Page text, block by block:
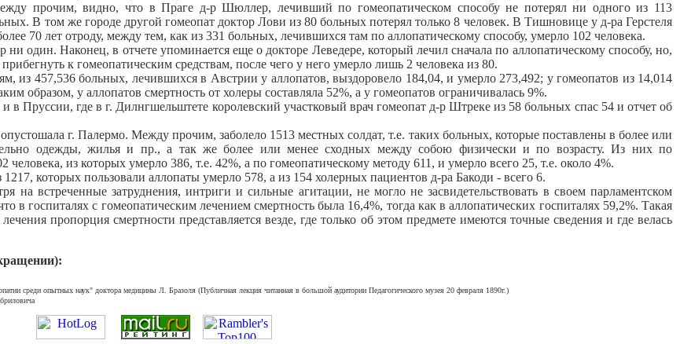
между прочим, видно, что в Праге д-р Шюллер, лечивший по гомеопатическом способу не потерял ни одного из 113
В том же городе другой гомеопат доктор Лови из 80 больных потерял только 8 человек. В Тишновице у д-ра Герстеля
70 лет отроду, между тем, как из 331 больных, лечившихся там по аллопатическому способу, умерло 102 человека.
Наконец, в отчете упоминается еще о докторе Леведере, который лечил сначала по аллопатическому способу, но,
к гомеопатическим средствам, после чего у него умерло лишь 2 человека из 80.
457,536 больных, лечившихся в Австрии у аллопатов, выздоровело 184,04, и умерло 273,492; у гомеопатов из 14,014
образом, у аллопатов смертность от холеры составляла 52%, а у гомеопатов ограничивалась 9%.
в Пруссии, где в г. Дилнгшельштете королевский участковый врач гомеопат д-р Штреке из 58 больных спас 54 и отчет об
г. Палермо. Между прочим, заболело 1513 местных солдат, т.е. таких больных, которые поставлены в более или
одежды, жилья и пр., а так же более или менее сходных между собою физически и по возрасту. Из них по
человека, из которых умерло 386, т.е. 42%, а по гомеопатическому методу 611, и умерло всего 25, т.е. около 4%.
которых пользовали аллопаты умерло 578, а из 154 холерных пациентов д-ра Бакоди - всего 6.
встреченные затруднения, интриги и сильные агитации, не могло не засвидетельствовать в своем парламентском
в госпиталях с гомеопатическим лечением смертность была 16,4%, тогда как в аллопатических госпиталях 59,2%. Такая
пропорция смертности представляется везде, где только об этом предмете имеются точные сведения и где велась
среди опытных наук" доктора медицины Л. Бразоля (Публичная лекция читанная в большой аудитории Педагогического музея 20 февраля 1890г.)